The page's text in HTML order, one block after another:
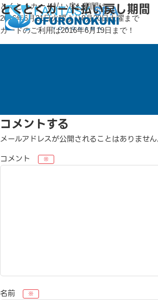
とくとくカード払い戻し期間
とくとくカード払い戻し期間は
2016年6月21日火曜より8月20日土曜まで
カードのご利用は2016年6月19日まで！
コメントする
メールアドレスが公開されることはありません
コメント
※
名前 ※